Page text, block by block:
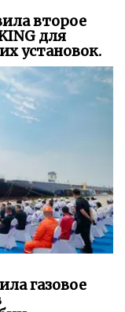
второе
для
установок.
газовое